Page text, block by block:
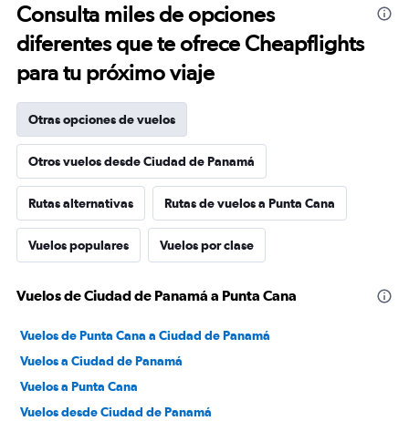
Consulta miles de opciones
diferentes que te ofrece Cheapflights
para tu próximo viaje
Otras opciones de vuelos
Otros vuelos desde Ciudad de Panamá
Rutas alternativas Rutas de vuelos a Punta Cana
Vuelos populares Vuelos por clase
Vuelos de Ciudad de Panamá a Punta Cana
Vuelos de Punta Cana a Ciudad de Panamá
Vuelos a Ciudad de Panamá
Vuelos a Punta Cana
Vuelos desde Ciudad de Panamá